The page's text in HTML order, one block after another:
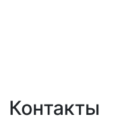
Контакты